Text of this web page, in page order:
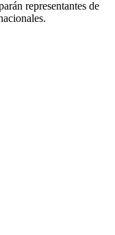
representantes de